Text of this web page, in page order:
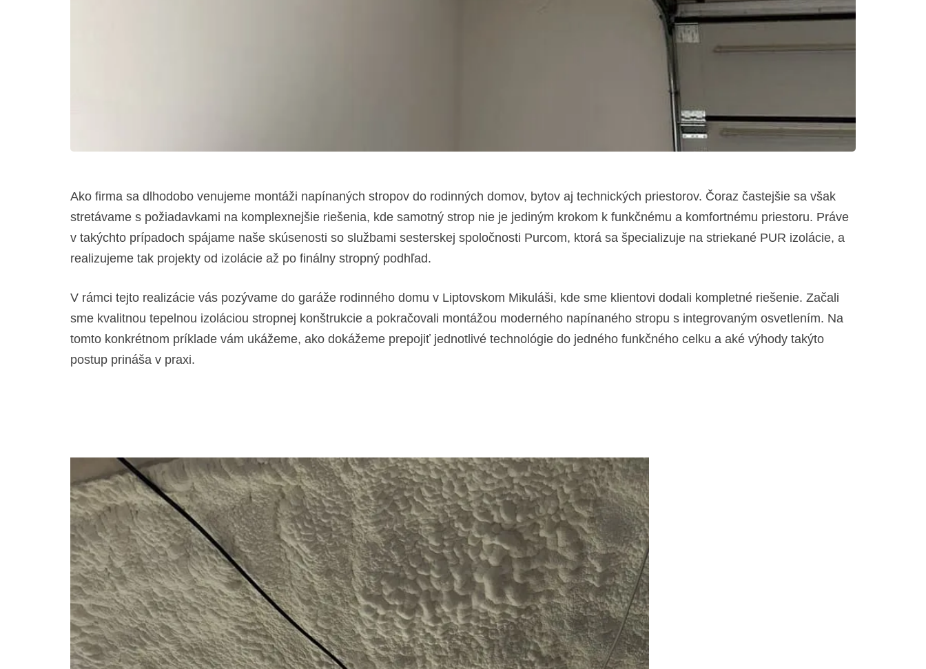
Ako firma sa dlhodobo venujeme montáži napínaných stropov do rodinných domov, bytov aj technických priestorov. Čoraz častejšie sa však
stretávame s požiadavkami na komplexnejšie riešenia, kde samotný strop nie je jediným krokom k funkčnému a komfortnému priestoru. Práve
v takýchto prípadoch spájame naše skúsenosti so službami sesterskej spoločnosti Purcom, ktorá sa špecializuje na striekané PUR izolácie, a
realizujeme tak projekty od izolácie až po finálny stropný podhľad.
V rámci tejto realizácie vás pozývame do garáže rodinného domu v Liptovskom Mikuláši, kde sme klientovi dodali kompletné riešenie. Začali
sme kvalitnou tepelnou izoláciou stropnej konštrukcie a pokračovali montážou moderného napínaného stropu s integrovaným osvetlením. Na
tomto konkrétnom príklade vám ukážeme, ako dokážeme prepojiť jednotlivé technológie do jedného funkčného celku a aké výhody takýto
postup prináša v praxi.